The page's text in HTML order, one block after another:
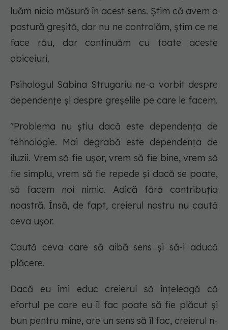
luăm nicio măsură în acest sens. Știm că avem o
postură greșită, dar nu ne controlăm, știm ce ne
face rău, dar continuăm cu toate aceste
obiceiuri.
Psihologul Sabina Strugariu ne-a vorbit despre
dependențe și despre greșelile pe care le facem.
"Problema nu știu dacă este dependența de
tehnologie. Mai degrabă este dependența de
iluzii. Vrem să fie ușor, vrem să fie bine, vrem să
fie simplu, vrem să fie repede și dacă se poate,
să facem noi nimic. Adică fără contribuția
noastră. Însă, de fapt, creierul nostru nu caută
ceva ușor.
Caută ceva care să aibă sens și să-i aducă
plăcere.
Dacă eu îmi educ creierul să înțeleagă că
efortul pe care eu îl fac poate să fie plăcut și
bun pentru mine, are un sens să îl fac, creierul n-